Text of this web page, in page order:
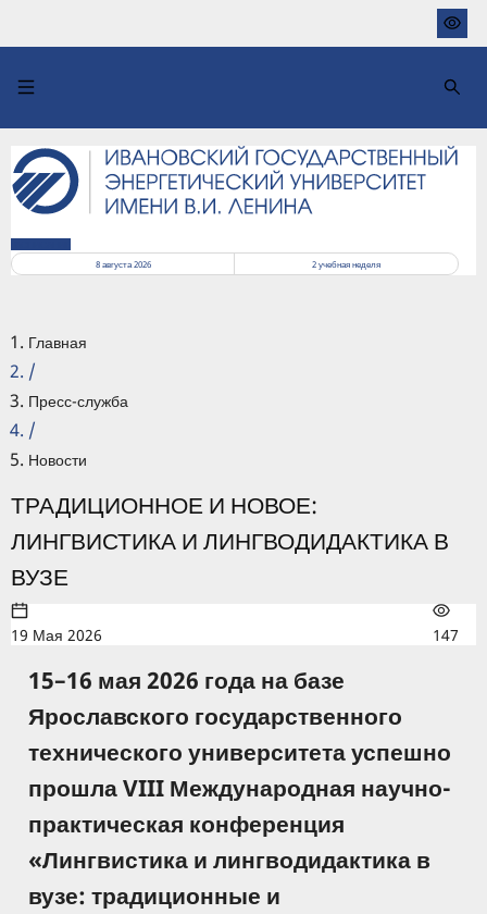
основному
8 августа 2026
2учебная неделя
Главная
/
Пресс-служба
/
Новости
ТРАДИЦИОННОЕ И НОВОЕ:
ЛИНГВИСТИКА И ЛИНГВОДИДАКТИКА В
ВУЗЕ
19 Мая 2026 147
15–16 мая 2026 года на базе
Ярославского государственного
технического университета успешно
прошла VIII Международная научно-
практическая конференция
«Лингвистика и лингводидактика в
вузе: традиционные и